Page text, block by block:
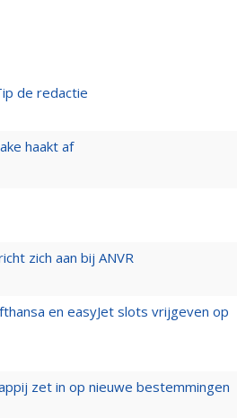
de redactie
haakt af
zich aan bij ANVR
en easyJet slots vrijgeven op
zet in op nieuwe bestemmingen